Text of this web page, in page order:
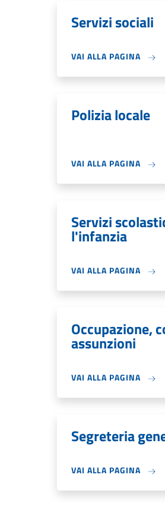
Servizi sociali
VAI ALLA PAGINA
Polizia locale
VAI ALLA PAGINA
Servizi
l'infanzia
VAI ALLA PAGINA
Occupazione,
assunzioni
VAI ALLA PAGINA
Segreteria
VAI ALLA PAGINA